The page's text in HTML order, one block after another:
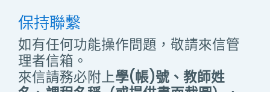
保持聯繫
如有任何功能操作問題，敬請來信管
理者信箱。
來信請務必附上學(帳)號、教師姓